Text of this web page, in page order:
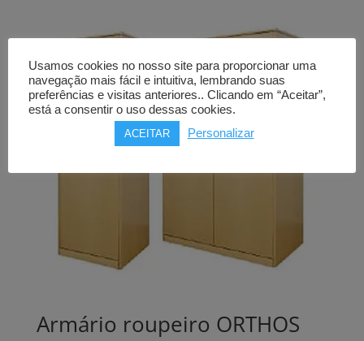
75,00€
Armário roupeiro ORTHOS
Usamos cookies no nosso site para proporcionar uma
navegação mais fácil e intuitiva, lembrando suas
preferências e visitas anteriores.. Clicando em “Aceitar”,
está a consentir o uso dessas cookies.
ACEITAR Personalizar